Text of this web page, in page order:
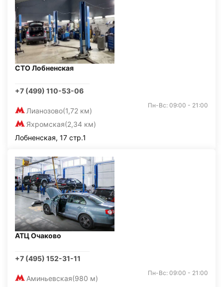
СТО Лобненская
+7 (499) 110-53-06
Лианозово(1,72 км)
Яхромская(2,34 км)
Пн-Вс: 09:00 - 21:00
Лобненская, 17 стр.1
АТЦ Очаково
+7 (495) 152-31-11
Аминьевская(980 м)
Пн-Вс: 09:00 - 21:00